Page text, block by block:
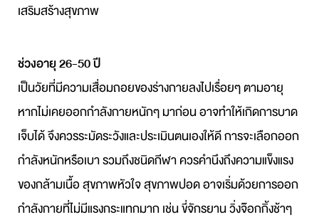
เสริมสร้างสุขภาพ
ช่วงอายุ 26-50 ปี
เป็นวัยที่มีความเสื่อมถอยของร่างกายลงไปเรื่อยๆ ตามอายุ
หากไม่เคยออกกำลังกายหนักๆ มาก่อน อาจทำให้เกิดการบาด
เจ็บได้ จึงควรระมัดระวังและประเมินตนเองให้ดี การจะเลือกออก
กำลังหนักหรือเบา รวมถึงชนิดกีฬา ควรคำนึงถึงความแข็งแรง
ของกล้ามเนื้อ สุขภาพหัวใจ สุขภาพปอด อาจเริ่มด้วยการออก
กำลังกายที่ไม่มีแรงกระแทกมาก เช่น ขี่จักรยาน วิ่งจ๊อกกิ้งช้าๆ